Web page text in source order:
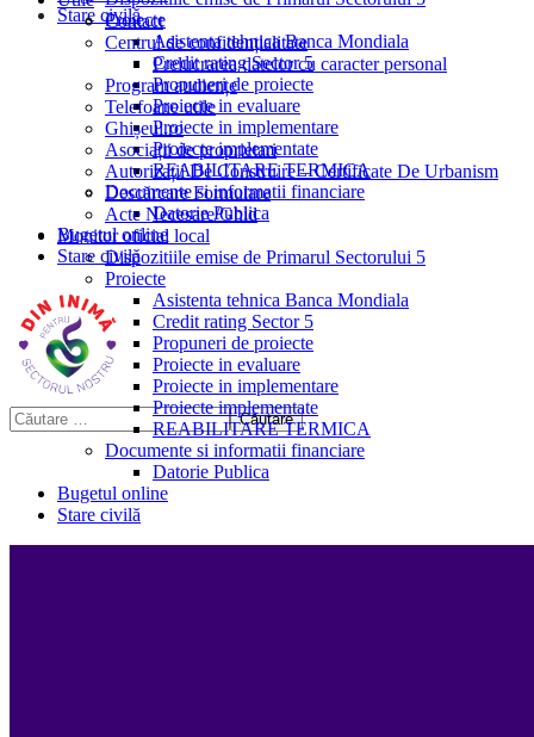
Stare civilă
Proiecte
Asistenta tehnica Banca Mondiala
Credit rating Sector 5
Propuneri de proiecte
Proiecte in evaluare
Proiecte in implementare
Proiecte implementate
REABILITARE TERMICA
Documente si informatii financiare
Datorie Publica
Bugetul online
Stare civilă
Contact
Centrul de confidențialitate
Prelucrarea datelor cu caracter personal
Program audiențe
Telefoane utile
Ghișeul.ro
Asociații de proprietari
Autorizații De Construire – Certificate De Urbanism
Descărcare Formulare
Acte Necesare/Ghid
Monitor oficial local
Dispozitiile emise de Primarul Sectorului 5
Proiecte
Asistenta tehnica Banca Mondiala
Credit rating Sector 5
Propuneri de proiecte
Proiecte in evaluare
Proiecte in implementare
Proiecte implementate
REABILITARE TERMICA
Documente si informatii financiare
Datorie Publica
Bugetul online
Stare civilă